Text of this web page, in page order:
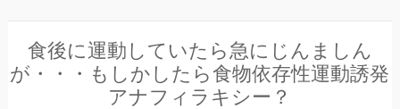
ッ
プ
食後に運動していたら急にじんましん
が・・・もしかしたら食物依存性運動誘発
アナフィラキシー？